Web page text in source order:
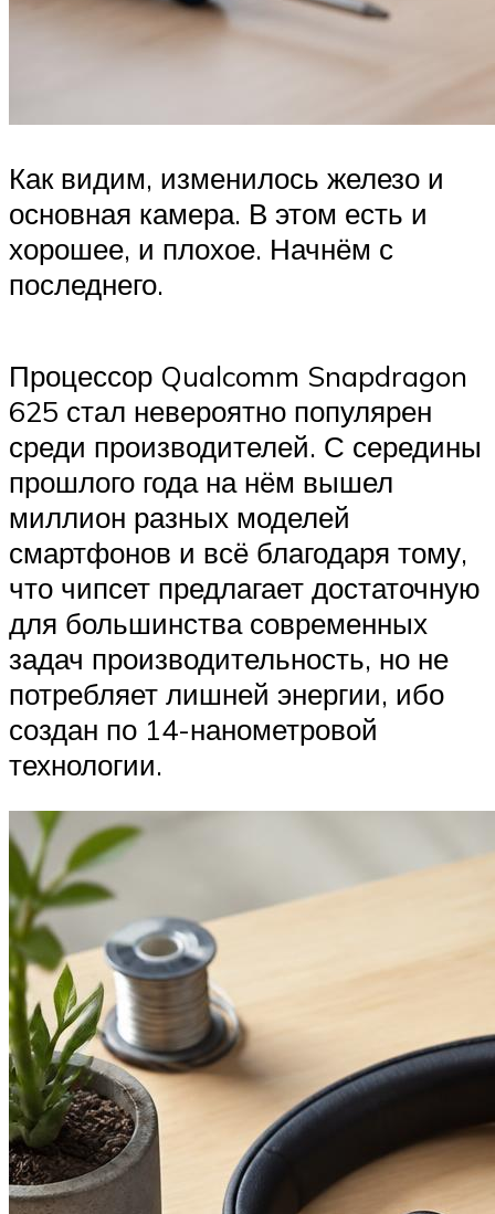
Как видим, изменилось железо и
основная камера. В этом есть и
хорошее, и плохое. Начнём с
последнего.
Процессор Qualcomm Snapdragon
625 стал невероятно популярен
среди производителей. С середины
прошлого года на нём вышел
миллион разных моделей
смартфонов и всё благодаря тому,
что чипсет предлагает достаточную
для большинства современных
задач производительность, но не
потребляет лишней энергии, ибо
создан по 14-нанометровой
технологии.